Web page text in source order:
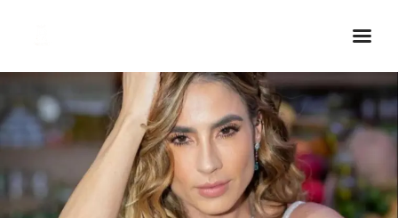
Inicio Real FM
Streaming
En Vivo
Descarga La APP